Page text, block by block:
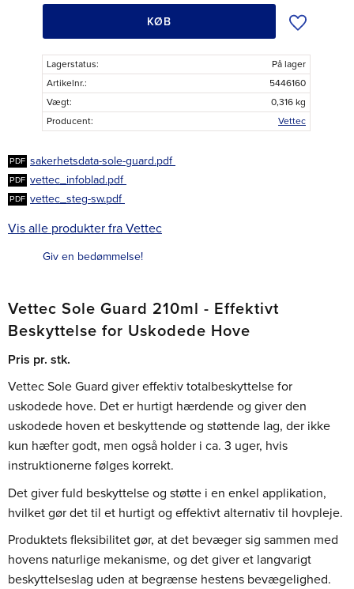
KØB Tilføj til
Lagerstatus
På lager
Artikelnr.
5446160
Vægt
0,316 kg
Producent
Vettec
sakerhetsdata-sole-guard.pdf
vettec_infoblad.pdf
vettec_steg-sw.pdf
Vis alle produkter fra Vettec
Giv en bedømmelse!
Vettec Sole Guard 210ml - Effektivt
Beskyttelse for Uskodede Hove
Pris pr. stk.
Vettec Sole Guard giver effektiv totalbeskyttelse for
uskodede hove. Det er hurtigt hærdende og giver den
uskodede hoven et beskyttende og støttende lag, der ikke
kun hæfter godt, men også holder i ca. 3 uger, hvis
instruktionerne følges korrekt.
Det giver fuld beskyttelse og støtte i en enkel applikation,
hvilket gør det til et hurtigt og effektivt alternativ til hovpleje.
Produktets fleksibilitet gør, at det bevæger sig sammen med
hovens naturlige mekanisme, og det giver et langvarigt
beskyttelseslag uden at begrænse hestens bevægelighed.